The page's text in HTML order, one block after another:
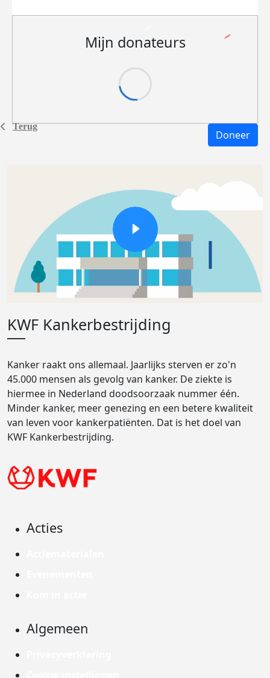
Terug
Mijn donateurs
Doneer
KWF Kankerbestrijding
Kanker raakt ons allemaal. Jaarlijks sterven er zo'n
45.000 mensen als gevolg van kanker. De ziekte is
hiermee in Nederland doodsoorzaak nummer één.
Minder kanker, meer genezing en een betere kwaliteit
van leven voor kankerpatiënten. Dat is het doel van
KWF Kankerbestrijding.
Acties
Algemeen